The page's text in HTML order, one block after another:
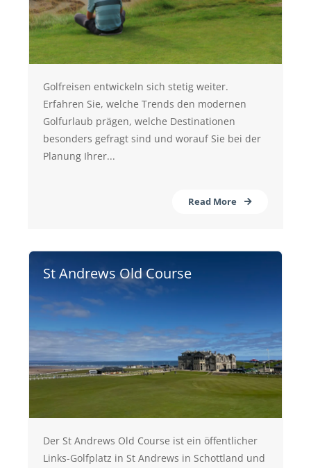
Golfreisen entwickeln sich stetig weiter.
Erfahren Sie, welche Trends den modernen
Golfurlaub prägen, welche Destinationen
besonders gefragt sind und worauf Sie bei der
Planung Ihrer...
Read More
St Andrews Old Course
Der St Andrews Old Course ist ein öffentlicher
Links-Golfplatz in St Andrews in Schottland und